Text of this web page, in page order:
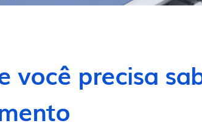
você precisa